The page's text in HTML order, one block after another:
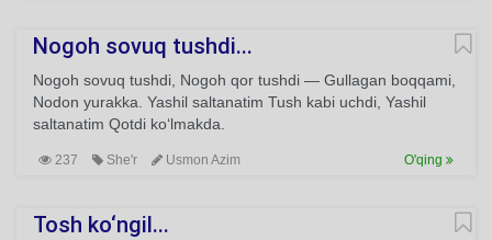
Nogoh sovuq tushdi...
Nogoh sovuq tushdi, Nogoh qor tushdi — Gullagan boqqami,
Nodon yurakka. Yashil saltanatim Tush kabi uchdi, Yashil
saltanatim Qotdi ko‘lmakda.
237 She'r Usmon Azim O'qing
Tosh ko‘ngil...